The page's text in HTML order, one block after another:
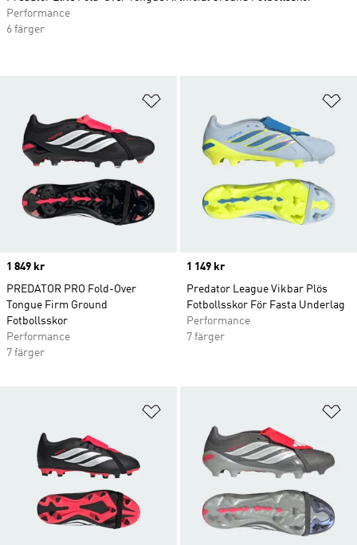
Price
1 849 kr
PREDATOR PRO Fold-Over
Tongue Firm Ground
Fotbollsskor
Performance
7 färger
Price
1 149 kr
Predator League Vikbar Plös
Fotbollsskor För Fasta Underlag
Performance
7 färger
Performance
6 färger